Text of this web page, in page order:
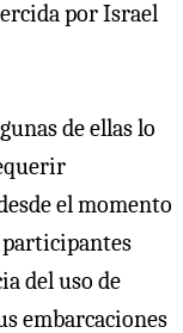
por Israel
de ellas lo
el momento
participantes
del uso de
embarcaciones